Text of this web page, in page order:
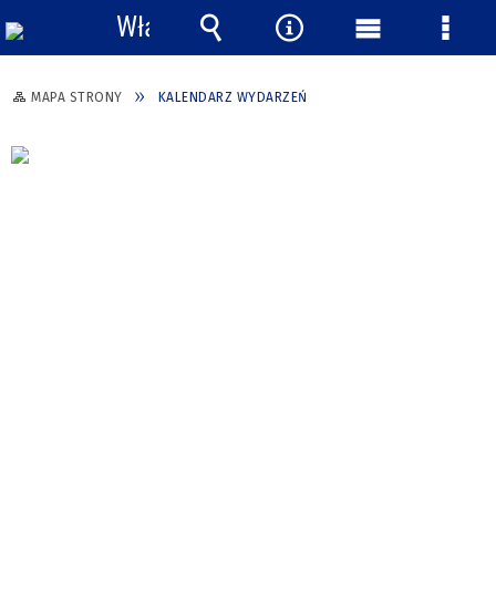
MAPA STRONY KALENDARZ WYDARZEŃ
Włącz
powiadomienia
Wyszukiwarka
Narzędzia
Menu Menu